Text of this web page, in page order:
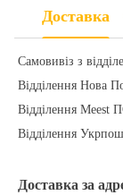
Доставка
Самовивіз з
Відділення Нова
Відділення
Відділення
Доставка за